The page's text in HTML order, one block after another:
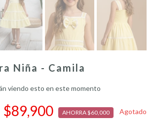
Niña - Camila
viendo esto en este momento
$89,900 AHORRA $60,000 Agotado